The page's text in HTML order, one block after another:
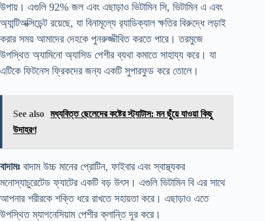
উপায়। এগুলি 92% জল এবং এছাড়াও ভিটামিন সি, ভিটামিন এ এবং
অ্যান্টিঅক্সিডেন্ট রয়েছে, যা বিনামূল্যে র‍্যাডিক্যাল ক্ষতির বিরুদ্ধে লড়াই
করার সময় আমাদের দেহকে পুনরুজ্জীবিত করতে পারে। তরমুজে
উপস্থিত অ্যামিনো অ্যাসিড পেশীর ব্যথা কমাতে সাহায্য করে। যা
এটিকে ফিটনেস ফ্রিকদের জন্য একটি সুপারফুড করে তোলে।
See also মধ্যবিত্ত ছেলেদের কষ্টের স্ট্যাটাস: মন ছুঁয়ে যাওয়া কিছু
উদাহরণ
বাদামঃ বাদাম উচ্চ মানের প্রোটিন, ফাইবার এবং স্বাস্থ্যকর
মনোস্যাচুরেটেড ফ্যাটের একটি বড় উৎস। এগুলি ভিটামিন বি এর সাথে
আপনার শরীরকে শক্তি ধরে রাখতে সহায়তা করে। এছাড়াও এতে
উপস্থিত ম্যাগনেসিয়াম পেশীর ক্লান্তি দূর করে।